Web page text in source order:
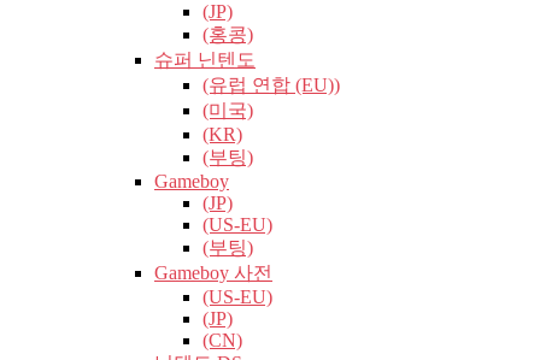
(JP)
(홍콩)
슈퍼 닌텐도
(유럽​​ 연합 (EU))
(미국)
(KR)
(부팅)
Gameboy
(JP)
(US-EU)
(부팅)
Gameboy 사전
(US-EU)
(JP)
(CN)